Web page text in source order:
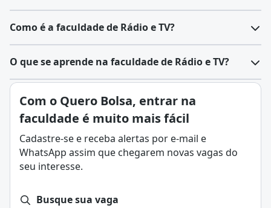
Como é a faculdade de Rádio e TV?
O curso de Rádio e TV é estruturado para fornecer
audiovisual. Ele é disponibilizado em diferentes
modelos, incluindo presencial e à distância. Na
modalidade presencial, os estudantes têm acesso a
aprendizado prático em produção, edição e direção. A
interação com professores e colegas enriquece a
experiência de aprendizagem, permitindo debates em
Por outro lado, o curso de Rádio e TV EaD oferece
O que se aprende na faculdade de Rádio e TV?
É a transmissão de conteúdo de áudio e vídeo por
meio de ondas de rádio, televisão ou outras
tecnologias. A rádio e a televisão são meios de
comunicação que permitem a transmissão de
conteúdo de áudio e vídeo para um grande número de
pessoas.
indústria da comunicação audiovisual. Ao longo da
Com o Quero Bolsa, entrar na
faculdade é muito mais fácil
Cadastre-se e receba alertas por e-mail e
WhatsApp assim que chegarem novas vagas do
seu interesse.
Busque sua vaga